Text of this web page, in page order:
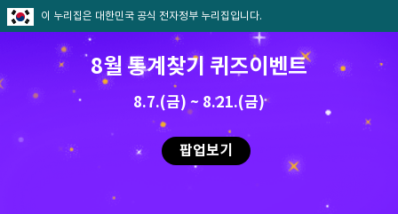
이 누리집은 대한민국 공식 전자정부 누리집입니다.
8월 통계찾기 퀴즈이벤트
8.7.(금) ~ 8.21.(금)
팝업보기